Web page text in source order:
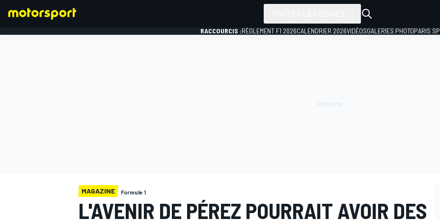
RACCOURCIS :RÈGLEMENT F1 2026CALENDRIER 2026VIDÉOSGALERIES PHOTOPARIS
MAGAZINE Formule 1
L'AVENIR DE PÉREZ POURRAIT AVOIR DES